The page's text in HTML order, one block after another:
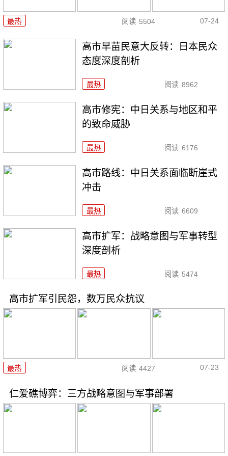
最热 阅读 5504 07-24
高市早苗民意大反转：日本民众
态度深度剖析
最热 阅读 8962
高市修宪：中日关系与地区和平
的致命威胁
最热 阅读 6176
高市路线：中日关系面临断崖式
冲击
最热 阅读 6609
高市扩军：战略意图与军事转型
深度剖析
最热 阅读 5474
高市扩军引民怨，数万民众抗议
最热 阅读 4427 07-23
仁爱礁博弈：三方战略意图与军事部署